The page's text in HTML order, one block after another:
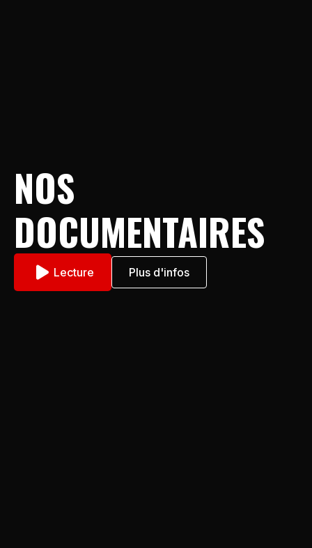
NOS
DOCUMENTAIRES
Lecture Plus d'infos